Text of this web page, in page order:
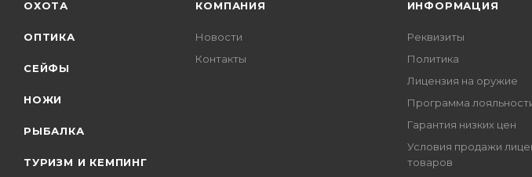
ОХОТА
ОПТИКА
СЕЙФЫ
НОЖИ
РЫБАЛКА
ТУРИЗМ И КЕМПИНГ
КОМПАНИЯ
Новости
Контакты
ИНФОРМАЦИЯ
Реквизиты
Политика
Лицензия на оружие
Программа
Гарантия низких цен
Условия продажи
товаров